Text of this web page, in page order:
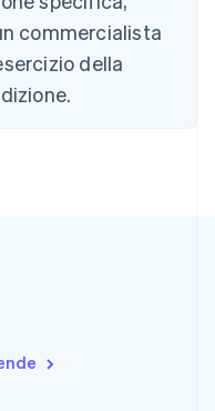
commercialista
della